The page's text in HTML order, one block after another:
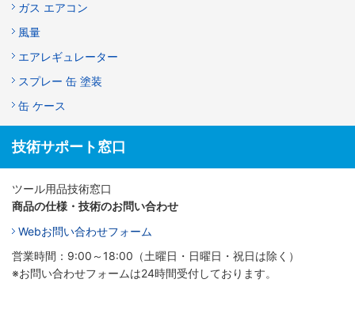
ガス エアコン
風量
エアレギュレーター
スプレー 缶 塗装
缶 ケース
技術サポート窓口
ツール用品技術窓口
商品の仕様・技術のお問い合わせ
Webお問い合わせフォーム
営業時間：9:00～18:00（土曜日・日曜日・祝日は除く）
※お問い合わせフォームは24時間受付しております。